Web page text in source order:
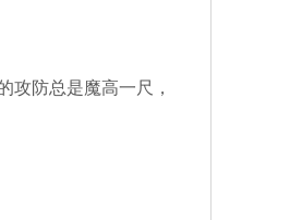
防总是魔高一尺，